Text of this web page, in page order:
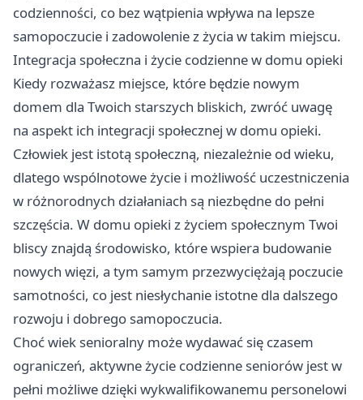
codzienności, co bez wątpienia wpływa na lepsze
samopoczucie i zadowolenie z życia w takim miejscu.
Integracja społeczna i życie codzienne w domu opieki
Kiedy rozważasz miejsce, które będzie nowym
domem dla Twoich starszych bliskich, zwróć uwagę
na aspekt ich integracji społecznej w domu opieki.
Człowiek jest istotą społeczną, niezależnie od wieku,
dlatego wspólnotowe życie i możliwość uczestniczenia
w różnorodnych działaniach są niezbędne do pełni
szczęścia. W domu opieki z życiem społecznym Twoi
bliscy znajdą środowisko, które wspiera budowanie
nowych więzi, a tym samym przezwyciężają poczucie
samotności, co jest niesłychanie istotne dla dalszego
rozwoju i dobrego samopoczucia.
Choć wiek senioralny może wydawać się czasem
ograniczeń, aktywne życie codzienne seniorów jest w
pełni możliwe dzięki wykwalifikowanemu personelowi